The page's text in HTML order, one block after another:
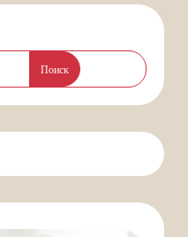
Поиск